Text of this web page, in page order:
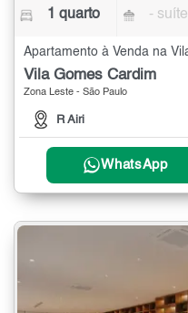
1 quarto - suíte
Vila Gomes Cardim
Zona Leste - São Paulo
R Airi
WhatsApp